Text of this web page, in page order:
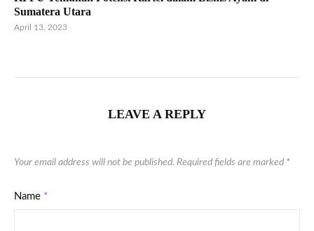
Sumatera Utara
April 13, 2023
LEAVE A REPLY
Your email address will not be published. Required fields are marked *
Name *